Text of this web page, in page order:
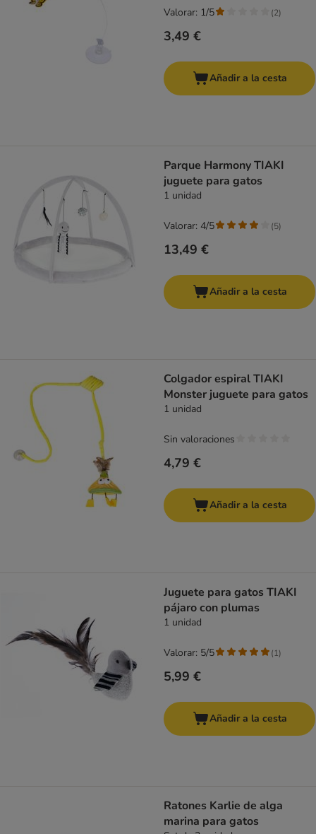
3,49 €
Valorar: 1/5 (2)
Añadir a la cesta
Parque Harmony TIAKI
juguete para gatos
1 unidad
13,49 €
Valorar: 4/5 (5)
Añadir a la cesta
Colgador espiral TIAKI
Monster juguete para gatos
1 unidad
4,79 €
Sin valoraciones
Añadir a la cesta
Juguete para gatos TIAKI
pájaro con plumas
1 unidad
5,99 €
Valorar: 5/5 (1)
Añadir a la cesta
Ratones Karlie de alga
marina para gatos